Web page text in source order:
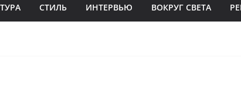
СТИЛЬ ИНТЕРВЬЮ ВОКРУГ СВЕТА